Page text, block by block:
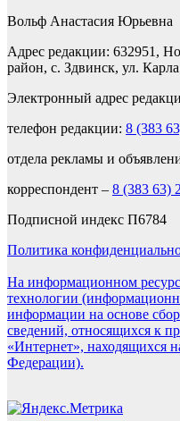
Вольф Анастасия Юрьевна
Адрес редакции: 632951,
район, с. Здвинск, ул.
Электронный адрес
телефон редакции: 8 (383
отдела рекламы и
корреспондент – 8 (383 63)
Подписной индекс П6784
Политика
На информационном
технологии
информации на основе
сведений, относящихся к
«Интернет», находящихся
Федерации).